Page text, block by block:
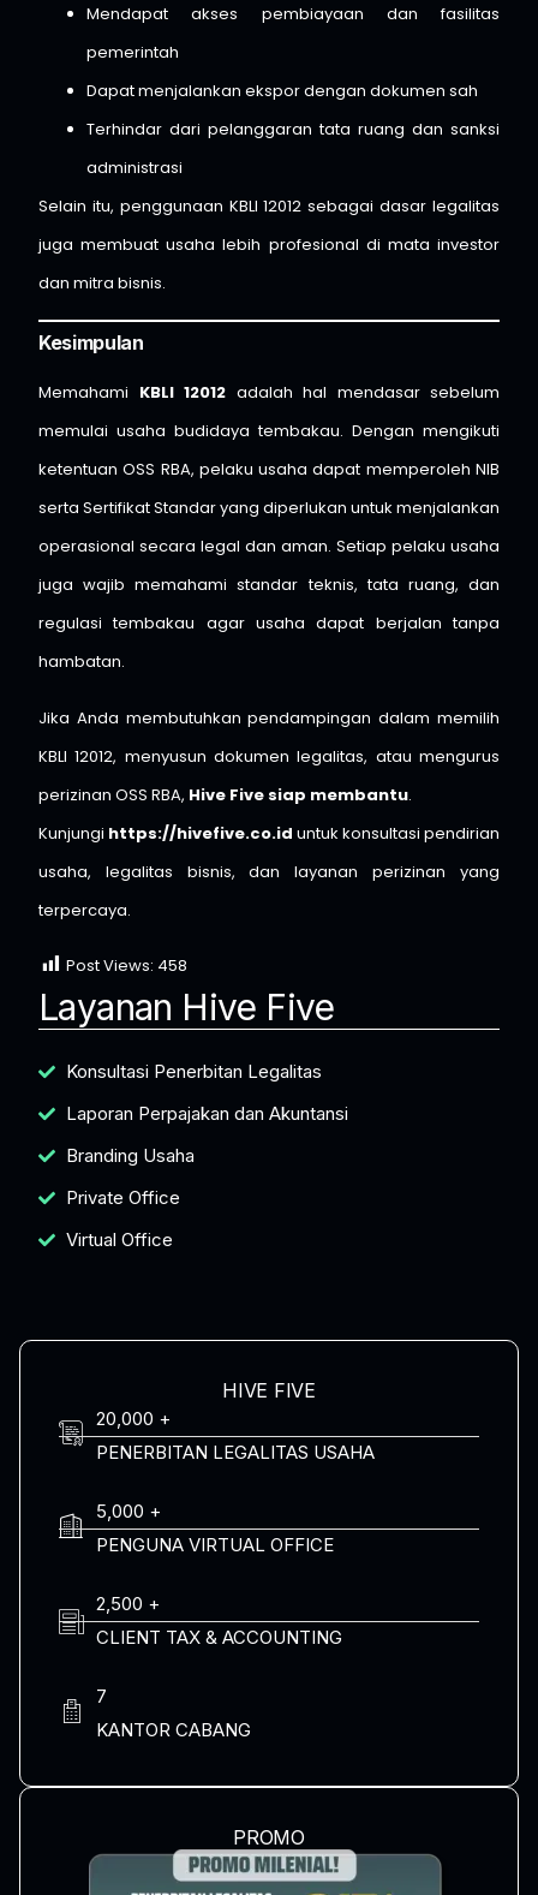
Mendapat akses pembiayaan dan fasilitas
pemerintah
Dapat menjalankan ekspor dengan dokumen sah
Terhindar dari pelanggaran tata ruang dan sanksi
administrasi
Selain itu, penggunaan KBLI 12012 sebagai dasar legalitas
juga membuat usaha lebih profesional di mata investor
dan mitra bisnis.
Kesimpulan
Memahami KBLI 12012 adalah hal mendasar sebelum
memulai usaha budidaya tembakau. Dengan mengikuti
ketentuan OSS RBA, pelaku usaha dapat memperoleh NIB
serta Sertifikat Standar yang diperlukan untuk menjalankan
operasional secara legal dan aman. Setiap pelaku usaha
juga wajib memahami standar teknis, tata ruang, dan
regulasi tembakau agar usaha dapat berjalan tanpa
hambatan.
Jika Anda membutuhkan pendampingan dalam memilih
KBLI 12012, menyusun dokumen legalitas, atau mengurus
perizinan OSS RBA, Hive Five siap membantu.
Kunjungi https://hivefive.co.id untuk konsultasi pendirian
usaha, legalitas bisnis, dan layanan perizinan yang
terpercaya.
Post Views: 458
Layanan Hive Five
Konsultasi Penerbitan Legalitas
Laporan Perpajakan dan Akuntansi
Branding Usaha
Private Office
Virtual Office
HIVE FIVE
20,000 +
PENERBITAN LEGALITAS USAHA
5,000 +
PENGUNA VIRTUAL OFFICE
2,500 +
CLIENT TAX & ACCOUNTING
7
KANTOR CABANG
PROMO